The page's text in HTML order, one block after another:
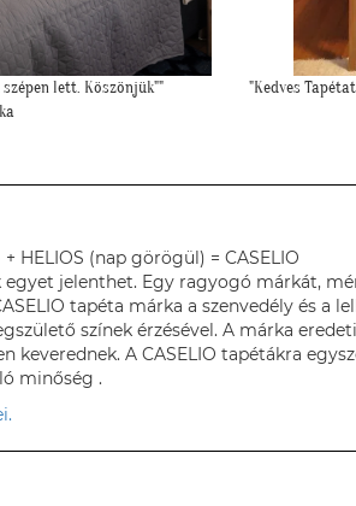
makis tapétát. Jó választás lett
""Még
HELIOS (nap görögül) = CASELIO
egyet jelenthet. Egy ragyogó márkát,
tapéta márka a szenvedély és a
színek érzésével. A márka eredeti
keverednek. A CASELIO tapétákra
minőség .